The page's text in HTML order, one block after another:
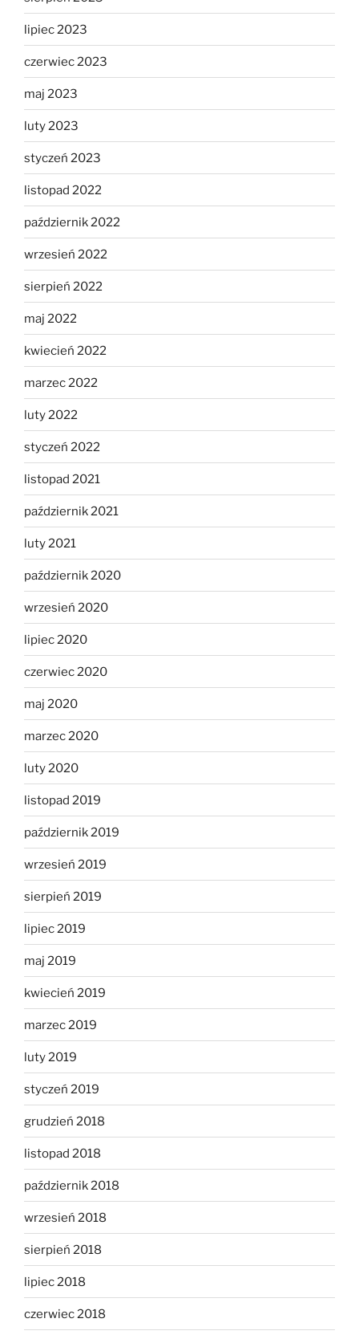
lipiec 2023
czerwiec 2023
maj 2023
luty 2023
styczeń 2023
listopad 2022
październik 2022
wrzesień 2022
sierpień 2022
maj 2022
kwiecień 2022
marzec 2022
luty 2022
styczeń 2022
listopad 2021
październik 2021
luty 2021
październik 2020
wrzesień 2020
lipiec 2020
czerwiec 2020
maj 2020
marzec 2020
luty 2020
listopad 2019
październik 2019
wrzesień 2019
sierpień 2019
lipiec 2019
maj 2019
kwiecień 2019
marzec 2019
luty 2019
styczeń 2019
grudzień 2018
listopad 2018
październik 2018
wrzesień 2018
sierpień 2018
lipiec 2018
czerwiec 2018